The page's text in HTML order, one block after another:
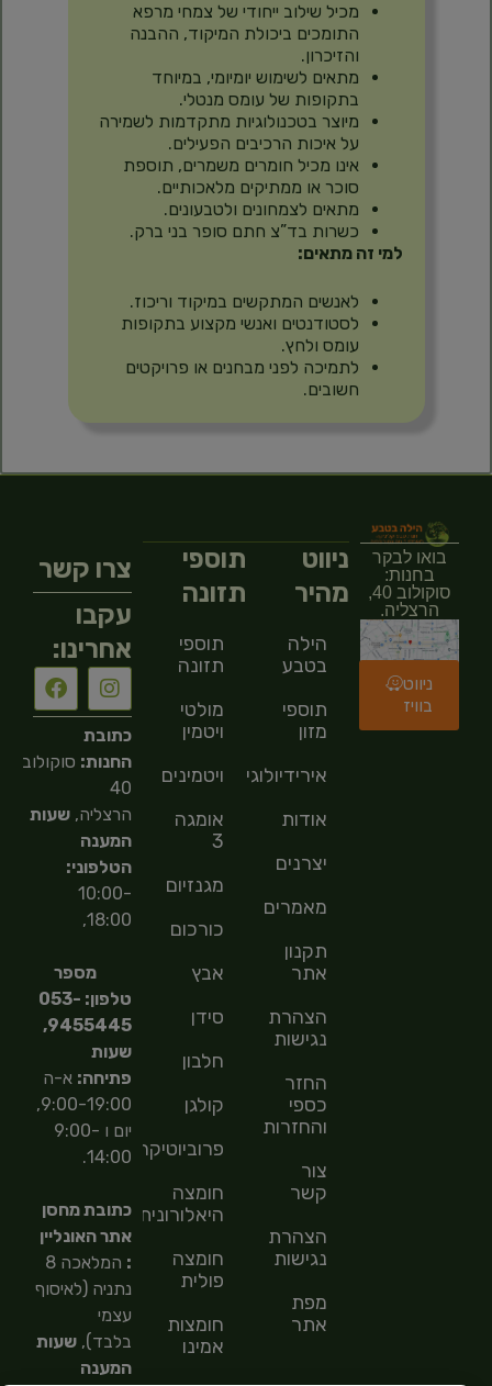
מכיל שילוב ייחודי של צמחי מרפא
התומכים ביכולת המיקוד, ההבנה
והזיכרון.
מתאים לשימוש יומיומי, במיוחד
בתקופות של עומס מנטלי.
מיוצר בטכנולוגיות מתקדמות לשמירה
על איכות הרכיבים הפעילים.
אינו מכיל חומרים משמרים, תוספת
סוכר או ממתיקים מלאכותיים.
מתאים לצמחונים ולטבעונים.
כשרות בד”צ חתם סופר בני ברק.
למי זה מתאים:
לאנשים המתקשים במיקוד וריכוז.
לסטודנטים ואנשי מקצוע בתקופות
עומס ולחץ.
לתמיכה לפני מבחנים או פרויקטים
חשובים.
בואו לבקר
בחנות:
סוקולוב 40,
הרצליה.
ניווט
בוויז
ניווט
מהיר
הילה
בטבע
תוספי
מזון
אירידיולוגיה
אודות
יצרנים
מאמרים
תקנון
אתר
הצהרת
נגישות
החזר
כספי
והחזרות
צור
קשר
הצהרת
נגישות
מפת
אתר
תוספי
תזונה
תוספי
תזונה
מולטי
ויטמין
ויטמינים
אומגה
3
מגנזיום
כורכום
אבץ
סידן
חלבון
קולגן
פרוביוטיקה
חומצה
היאלורונית
חומצה
פולית
חומצות
אמינו
צרו קשר
עקבו
אחרינו:
כתובת
החנות: סוקולוב
40
הרצליה,שעות
המענה
הטלפוני:
10:00-
18:00,
מספר
טלפון: 053-
9455445,
שעות
פתיחה: א-ה
9:00-19:00,
יום ו 9:00-
14:00.
כתובת מחסן
אתר האונליין
:
המלאכה 8
נתניה (לאיסוף
עצמי
בלבד),שעות
המענה